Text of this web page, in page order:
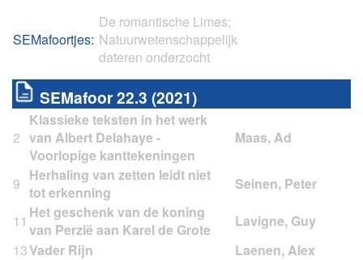
SEMafoortjes:
De romantische Limes;
Natuurwetenschappelijk
dateren onderzocht
SEMafoor 22.3 (2021)
2
Klassieke teksten in het werk
van Albert Delahaye -
Voorlopige kanttekeningen
9 Herhaling van zetten leidt niet
tot erkenning
11 Het geschenk van de koning
van Perzië aan Karel de Grote
13Vader Rijn